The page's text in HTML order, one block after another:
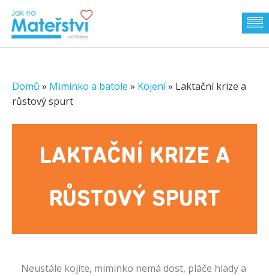
Domů » Miminko a batole » Kojení» Laktační krize a
růstový spurt
LAKTAČNÍ KRIZE A
RŮSTOVÝ SPURT
Neustále kojíte, miminko nemá dost, pláče hlady a